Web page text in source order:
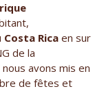
Costa Rica en sur
de la
nous avons mis en
de fêtes et